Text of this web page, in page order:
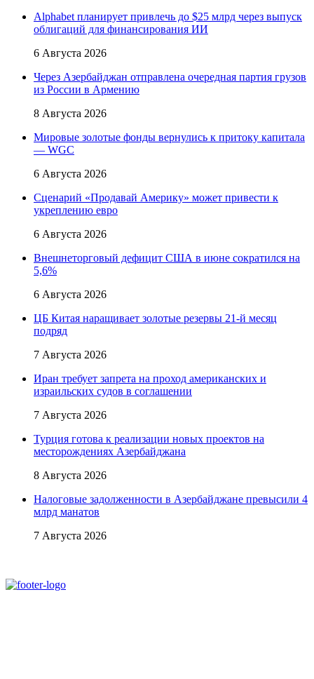
Alphabet планирует привлечь до $25 млрд через выпуск
облигаций для финансирования ИИ
6 Августа 2026
Через Азербайджан отправлена очередная партия грузов
из России в Армению
8 Августа 2026
Мировые золотые фонды вернулись к притоку капитала
— WGC
6 Августа 2026
Сценарий «Продавай Америку» может привести к
укреплению евро
6 Августа 2026
Внешнеторговый дефицит США в июне сократился на
5,6%
6 Августа 2026
ЦБ Китая наращивает золотые резервы 21-й месяц
подряд
7 Августа 2026
Иран требует запрета на проход американских и
израильских судов в соглашении
7 Августа 2026
Турция готова к реализации новых проектов на
месторождениях Азербайджана
8 Августа 2026
Налоговые задолженности в Азербайджане превысили 4
млрд манатов
7 Августа 2026